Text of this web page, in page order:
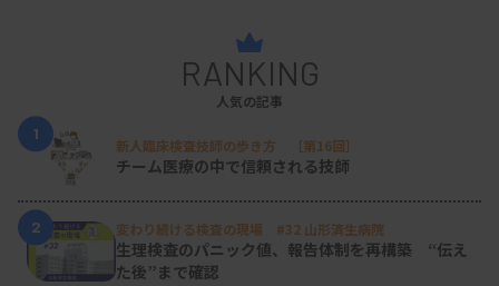
RANKING
人気の記事
1
新人臨床検査技師の歩き方 ［第16回］
チーム医療の中で信頼される技師
2 変わり続ける検査の現場 #32 山形済生病院
生理検査のパニック値、報告体制を再構築 “伝え
た後”まで確認